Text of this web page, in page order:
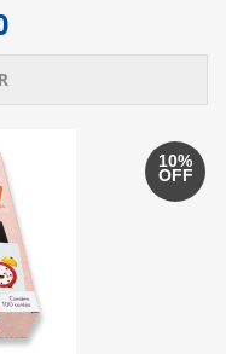
10%
OFF